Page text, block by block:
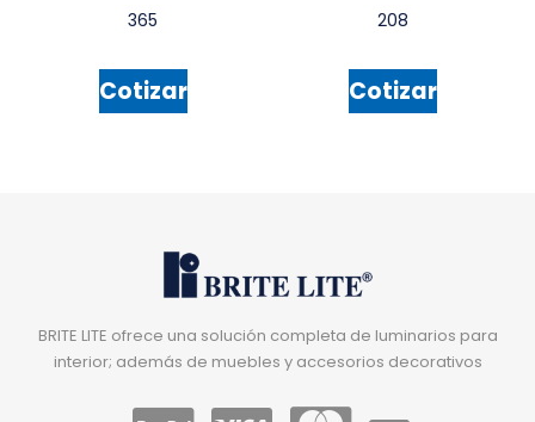
365
Cotizar
208
Cotizar
BRITE LITE ofrece una solución completa de luminarios para
interior; además de muebles y accesorios decorativos